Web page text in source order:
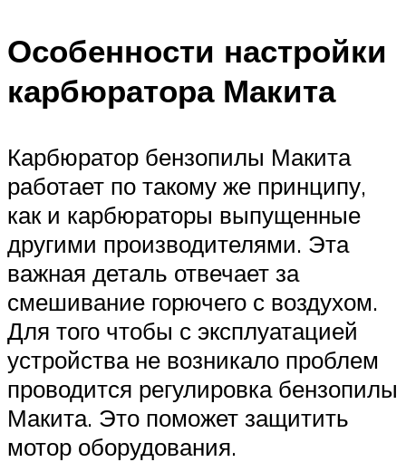
Особенности настройки
карбюратора Макита
Карбюратор бензопилы Макита
работает по такому же принципу,
как и карбюраторы выпущенные
другими производителями. Эта
важная деталь отвечает за
смешивание горючего с воздухом.
Для того чтобы с эксплуатацией
устройства не возникало проблем
проводится регулировка бензопилы
Макита. Это поможет защитить
мотор оборудования.